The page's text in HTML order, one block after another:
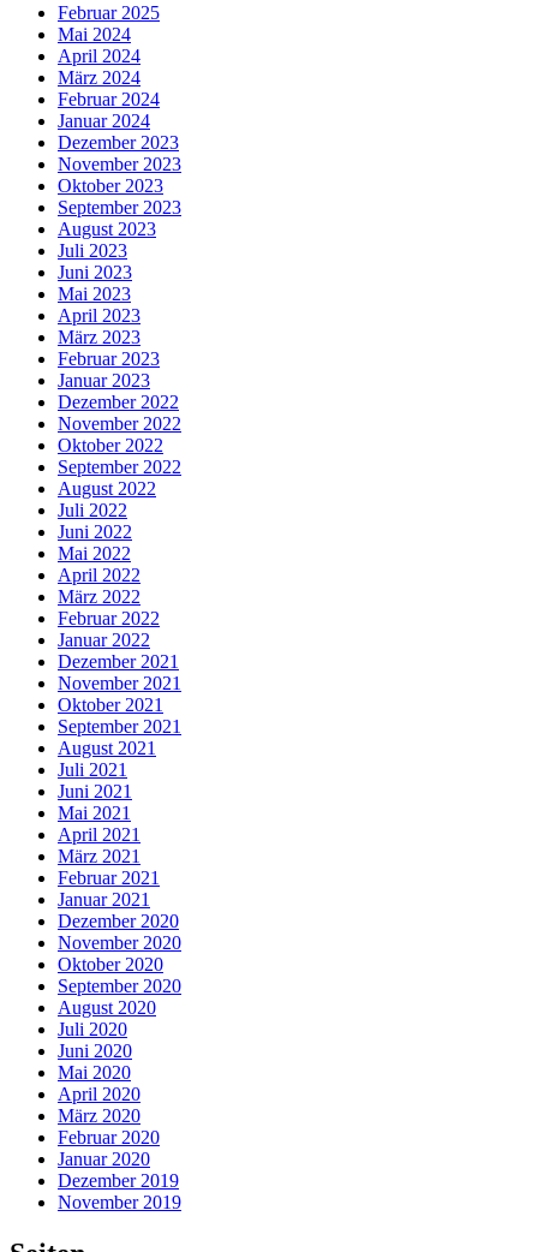
Februar 2025
Mai 2024
April 2024
März 2024
Februar 2024
Januar 2024
Dezember 2023
November 2023
Oktober 2023
September 2023
August 2023
Juli 2023
Juni 2023
Mai 2023
April 2023
März 2023
Februar 2023
Januar 2023
Dezember 2022
November 2022
Oktober 2022
September 2022
August 2022
Juli 2022
Juni 2022
Mai 2022
April 2022
März 2022
Februar 2022
Januar 2022
Dezember 2021
November 2021
Oktober 2021
September 2021
August 2021
Juli 2021
Juni 2021
Mai 2021
April 2021
März 2021
Februar 2021
Januar 2021
Dezember 2020
November 2020
Oktober 2020
September 2020
August 2020
Juli 2020
Juni 2020
Mai 2020
April 2020
März 2020
Februar 2020
Januar 2020
Dezember 2019
November 2019